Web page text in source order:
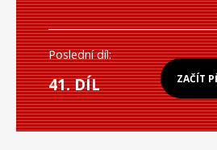
ZAČÍT
Poslední díl:
41. DÍL